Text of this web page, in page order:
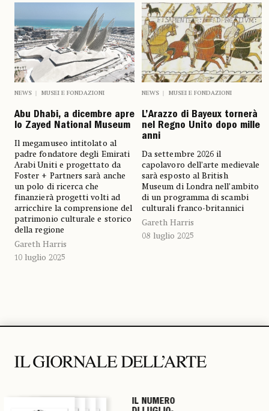
NEWS MUSEI E FONDAZIONI
Abu Dhabi, a dicembre apre
lo Zayed National Museum
Il megamuseo intitolato al
padre fondatore degli Emirati
Arabi Uniti e progettato da
Foster + Partners sarà anche
un polo di ricerca che
finanzierà progetti volti ad
arricchire la comprensione del
patrimonio culturale e storico
della regione
Gareth Harris
10 luglio 2025
NEWS MUSEI E FONDAZIONI
L’Arazzo di Bayeux tornerà
nel Regno Unito dopo mille
anni
Da settembre 2026 il
capolavoro dell’arte medievale
sarà esposto al British
Museum di Londra nell’ambito
di un programma di scambi
culturali franco-britannici
Gareth Harris
08 luglio 2025
IL NUMERO
IL NUMERO
IL NUMERO
IL NUMERO